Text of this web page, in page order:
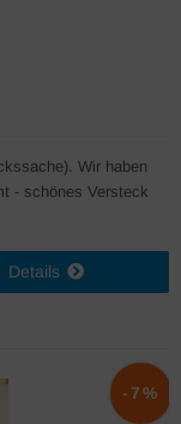
Wir haben
- schönes Versteck
Details
-7%